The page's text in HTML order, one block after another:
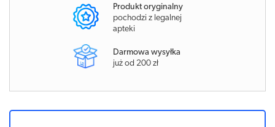
Produkt oryginalny
pochodzi z legalnej
apteki
Darmowa wysyłka
już od 200 zł